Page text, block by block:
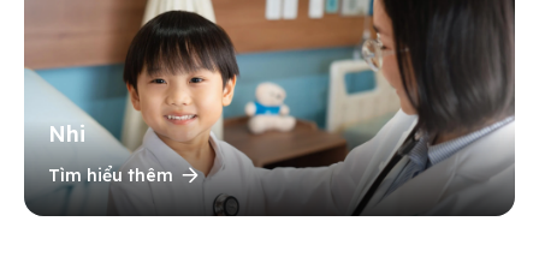
Nhi
Tìm hiểu thêm